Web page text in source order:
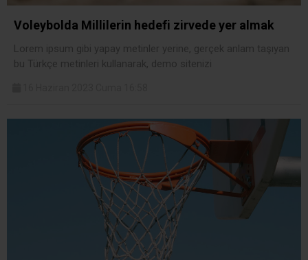
Voleybolda Millilerin hedefi zirvede yer almak
Lorem ipsum gibi yapay metinler yerine, gerçek anlam taşıyan
bu Türkçe metinleri kullanarak, demo sitenizi